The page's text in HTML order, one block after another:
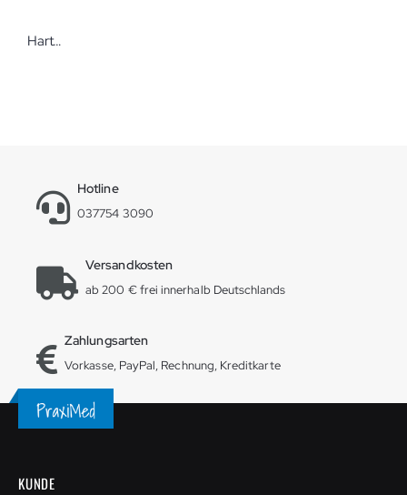
Hartmann Bode X-Wipes Vliesrolle 12 Rollen á 40 Tücher Nachfülltücher für Spendereimer
Hotline
037754 3090
Versandkosten
ab 200 € frei innerhalb Deutschlands
Zahlungsarten
Vorkasse, PayPal, Rechnung, Kreditkarte
KUNDE